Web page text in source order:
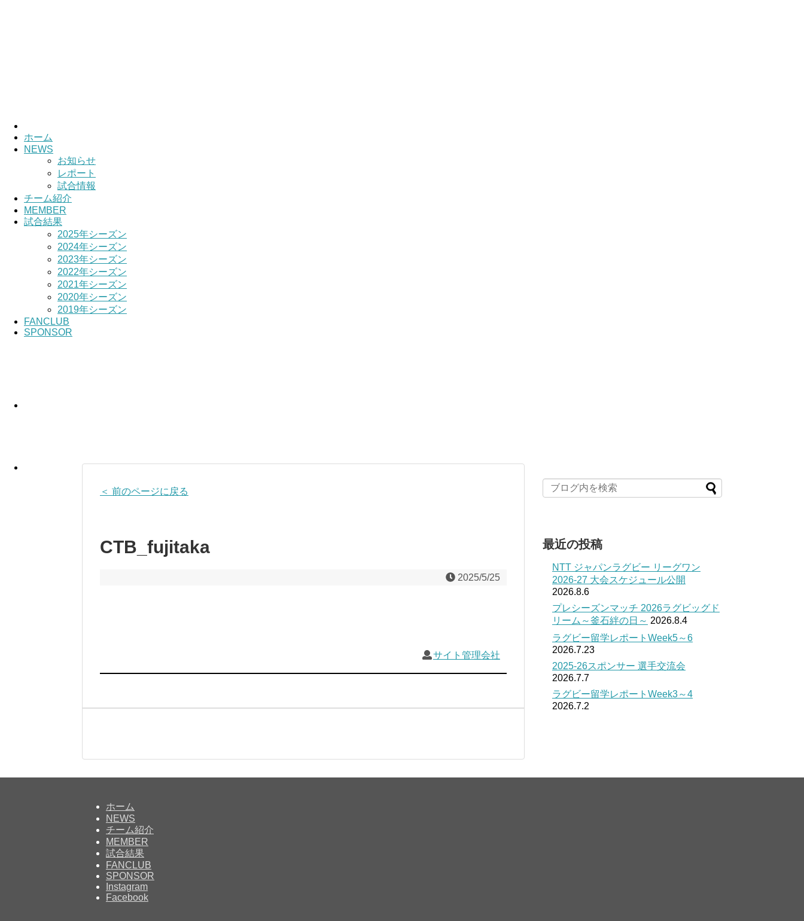
ホーム
NEWS
お知らせ
レポート
試合情報
チーム紹介
MEMBER
試合結果
2025年シーズン
2024年シーズン
2023年シーズン
2022年シーズン
2021年シーズン
2020年シーズン
2019年シーズン
FANCLUB
SPONSOR
＜ 前のページに戻る
CTB_fujitaka
2025/5/25
サイト管理会社
最近の投稿
NTT ジャパンラグビー リーグワン
2026-27 大会スケジュール公開
2026.8.6
プレシーズンマッチ 2026ラグビッグド
リーム～釜石絆の日～ 2026.8.4
ラグビー留学レポートWeek5～6
2026.7.23
2025-26スポンサー 選手交流会
2026.7.7
ラグビー留学レポートWeek3～4
2026.7.2
ホーム
NEWS
チーム紹介
MEMBER
試合結果
FANCLUB
SPONSOR
Instagram
Facebook